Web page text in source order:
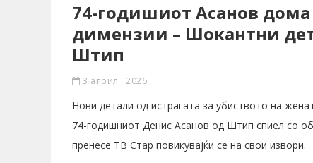
74-годишиот Асанов дома
димензии – Шокантни
Штип
3 април , 2026
Нови детали од истрагата за убиството на
74-годишниот Денис Асанов од Штип спиел со
пренесе ТВ Стар повикувајќи се на свои извори.